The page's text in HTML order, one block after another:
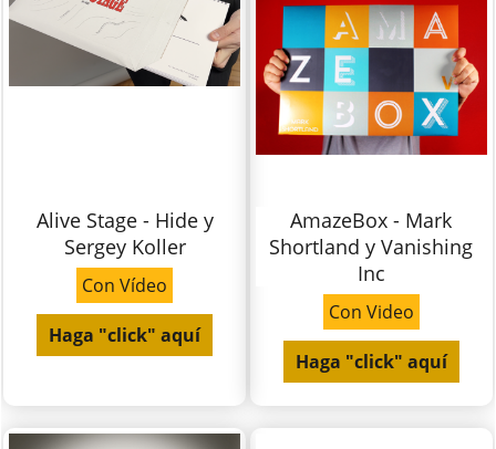
Alive Stage - Hide y
Sergey Koller
Con Vídeo
Haga "click" aquí
AmazeBox - Mark
Shortland y Vanishing
Inc
Con Video
Haga "click" aquí